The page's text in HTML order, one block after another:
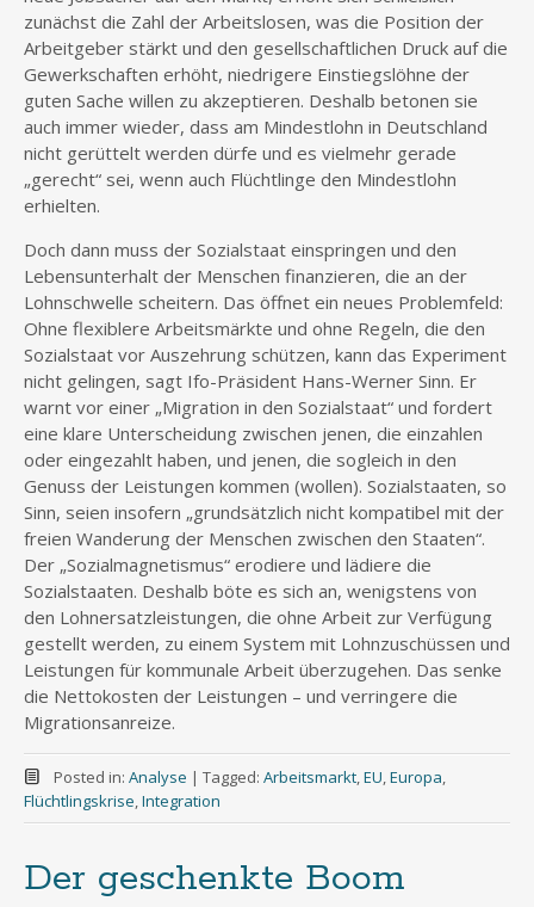
zunächst die Zahl der Arbeitslosen, was die Position der
Arbeitgeber stärkt und den gesellschaftlichen Druck auf die
Gewerkschaften erhöht, niedrigere Einstiegslöhne der
guten Sache willen zu akzeptieren. Deshalb betonen sie
auch immer wieder, dass am Mindestlohn in Deutschland
nicht gerüttelt werden dürfe und es vielmehr gerade
„gerecht“ sei, wenn auch Flüchtlinge den Mindestlohn
erhielten.
Doch dann muss der Sozialstaat einspringen und den
Lebensunterhalt der Menschen finanzieren, die an der
Lohnschwelle scheitern. Das öffnet ein neues Problemfeld:
Ohne flexiblere Arbeitsmärkte und ohne Regeln, die den
Sozialstaat vor Auszehrung schützen, kann das Experiment
nicht gelingen, sagt Ifo-Präsident Hans-Werner Sinn. Er
warnt vor einer „Migration in den Sozialstaat“ und fordert
eine klare Unterscheidung zwischen jenen, die einzahlen
oder eingezahlt haben, und jenen, die sogleich in den
Genuss der Leistungen kommen (wollen). Sozialstaaten, so
Sinn, seien insofern „grundsätzlich nicht kompatibel mit der
freien Wanderung der Menschen zwischen den Staaten“.
Der „Sozialmagnetismus“ erodiere und lädiere die
Sozialstaaten. Deshalb böte es sich an, wenigstens von
den Lohnersatzleistungen, die ohne Arbeit zur Verfügung
gestellt werden, zu einem System mit Lohnzuschüssen und
Leistungen für kommunale Arbeit überzugehen. Das senke
die Nettokosten der Leistungen – und verringere die
Migrationsanreize.
Posted in: Analyse | Tagged: Arbeitsmarkt,EU,Europa,
Flüchtlingskrise,Integration
Der geschenkte Boom